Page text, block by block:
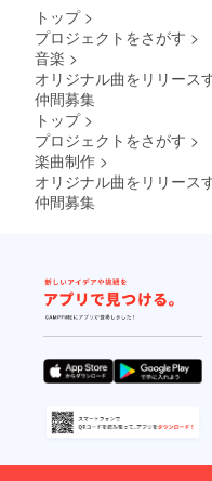
トップ >
プロジェクトをさがす >
音楽 >
オリジナル曲をリリース
仲間募集
トップ >
プロジェクトをさがす >
楽曲制作 >
オリジナル曲をリリース
仲間募集